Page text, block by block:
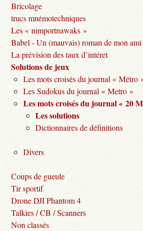
Bricolage
trucs mnémotechniques
Les « nimportnawaks »
Babel - Un (mauvais) roman de mon
La prévision des taux d’intéret
Solutions de jeux
Les mots croisés du journal « Métro
Les Sudokus du journal « Metro »
Les mots croisés du journal « 20
Les solutions
Dictionnaires de définitions
Divers
Coups de gueule
Tir sportif
Drone DJI Phantom 4
Talkies / CB / Scanners
Non classés